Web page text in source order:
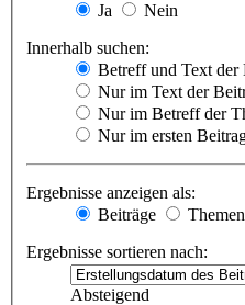
Ja
Nein
Innerhalb suchen:
Betreff und Text der
Nur im Text der
Nur im Betreff der
Nur im ersten
Ergebnisse anzeigen als:
Beiträge
Themen
Ergebnisse sortieren nach:
Absteigend